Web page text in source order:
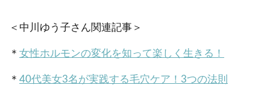
＜中川ゆう子さん関連記事＞
＊ 女性ホルモンの変化を知って楽しく生きる！
＊ 40代美女3名が実践する毛穴ケア！3つの法則